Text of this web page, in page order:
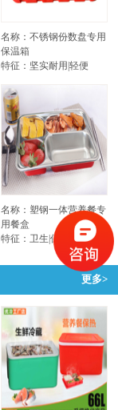
名称：不锈钢份数盘专用
保温箱
特征：坚实耐用|轻便
名称：塑钢一体营养餐专
用餐盒
特征：卫生|保温不烫手
更多>